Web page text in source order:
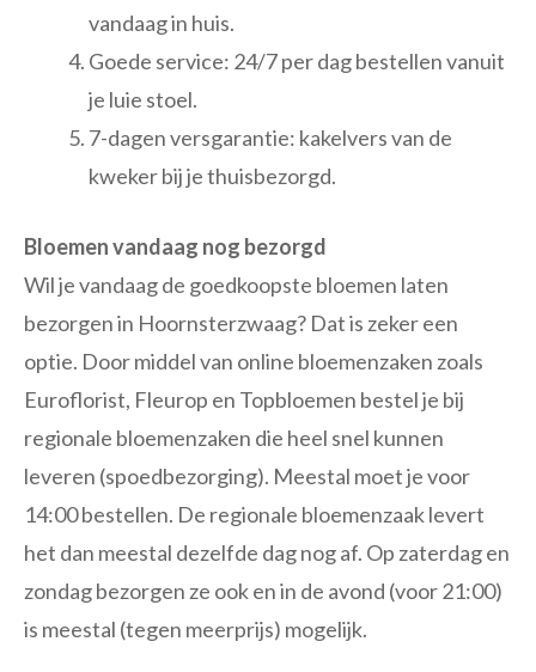
vandaag in huis.
Goede service: 24/7 per dag bestellen vanuit
je luie stoel.
7-dagen versgarantie: kakelvers van de
kweker bij je thuisbezorgd.
Bloemen vandaag nog bezorgd
Wil je vandaag de goedkoopste bloemen laten
bezorgen in Hoornsterzwaag? Dat is zeker een
optie. Door middel van online bloemenzaken zoals
Euroflorist, Fleurop en Topbloemen bestel je bij
regionale bloemenzaken die heel snel kunnen
leveren (spoedbezorging). Meestal moet je voor
14:00 bestellen. De regionale bloemenzaak levert
het dan meestal dezelfde dag nog af. Op zaterdag en
zondag bezorgen ze ook en in de avond (voor 21:00)
is meestal (tegen meerprijs) mogelijk.